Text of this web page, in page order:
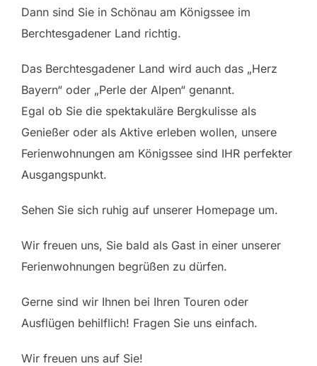
Dann sind Sie in Schönau am Königssee im
Berchtesgadener Land richtig.
Das Berchtesgadener Land wird auch das „Herz
Bayern“ oder „Perle der Alpen“ genannt.
Egal ob Sie die spektakuläre Bergkulisse als
Genießer oder als Aktive erleben wollen, unsere
Ferienwohnungen am Königssee sind IHR perfekter
Ausgangspunkt.
Sehen Sie sich ruhig auf unserer Homepage um.
Wir freuen uns, Sie bald als Gast in einer unserer
Ferienwohnungen begrüßen zu dürfen.
Gerne sind wir Ihnen bei Ihren Touren oder
Ausflügen behilflich! Fragen Sie uns einfach.
Wir freuen uns auf Sie!